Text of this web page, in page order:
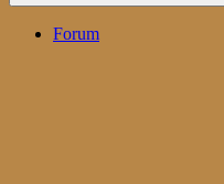
Forum